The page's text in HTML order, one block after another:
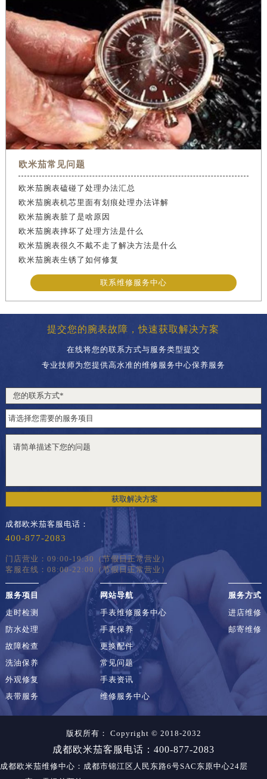
欧米茄常见问题
欧米茄腕表磕碰了处理办法汇总
欧米茄腕表机芯里面有划痕处理办法详解
欧米茄腕表脏了是啥原因
欧米茄腕表摔坏了处理方法是什么
欧米茄腕表很久不戴不走了解决方法是什么
欧米茄腕表生锈了如何修复
联系维修服务中心
提交您的腕表故障，快速获取解决方案
在线将您的联系方式与服务类型提交
专业技师为您提供高水准的维修服务中心保养服务
获取解决方案
成都欧米茄客服电话：
400-877-2083
门店营业：09:00-19:30（节假日正常营业）
客服在线：08:00-22:00（节假日正常营业）
服务项目
走时检测
防水处理
故障检查
洗油保养
外观修复
表带服务
网站导航
手表维修服务中心
手表保养
更换配件
常见问题
手表资讯
维修服务中心
服务方式
进店维修
邮寄维修
版权所有： Copyright © 2018-2032
成都欧米茄客服电话：400-877-2083
成都欧米茄维修中心 ：成都市锦江区人民东路6号SAC东原中心24层